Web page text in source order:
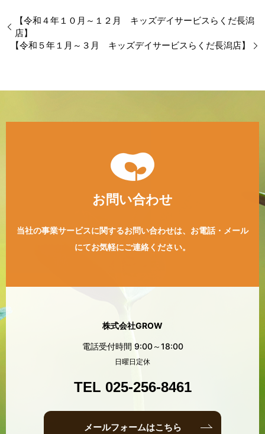
【令和４年１０月～１２月 キッズデイサービスらくだ長潟
店】
【令和５年１月～３月 キッズデイサービスらくだ長潟店】
お問い合わせ
当社の事業サービスに関するお問い合わせは、 お電話・メール
にてお気軽にご連絡ください。
株式会社GROW
電話受付時間 9:00～18:00
日曜日定休
TEL 025-256-8461
メールフォームはこちら